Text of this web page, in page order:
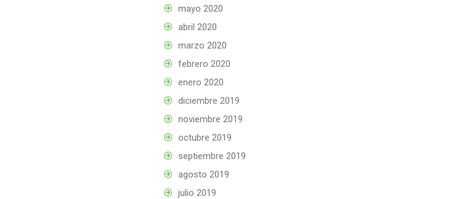
mayo 2020
abril 2020
marzo 2020
febrero 2020
enero 2020
diciembre 2019
noviembre 2019
octubre 2019
septiembre 2019
agosto 2019
julio 2019